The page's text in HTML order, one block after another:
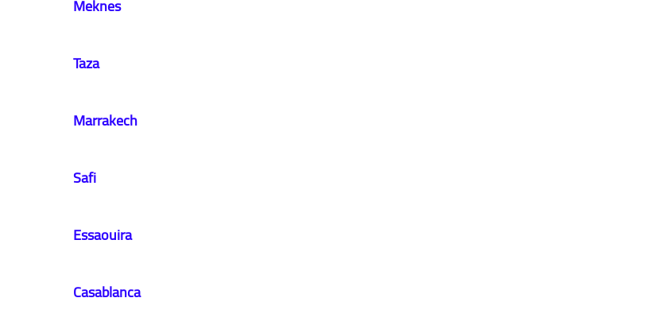
​Meknes
​Taza
​Marrakech
​Safi​
Essaouira​
​Casablanca